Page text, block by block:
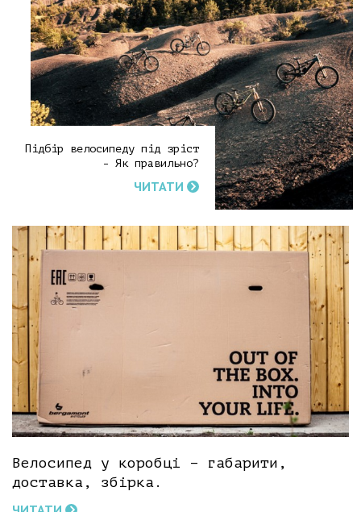
Підбір велосипеду під зріст
- Як правильно?
ЧИТАТИ
Велосипед у коробці – габарити,
доставка, збірка.